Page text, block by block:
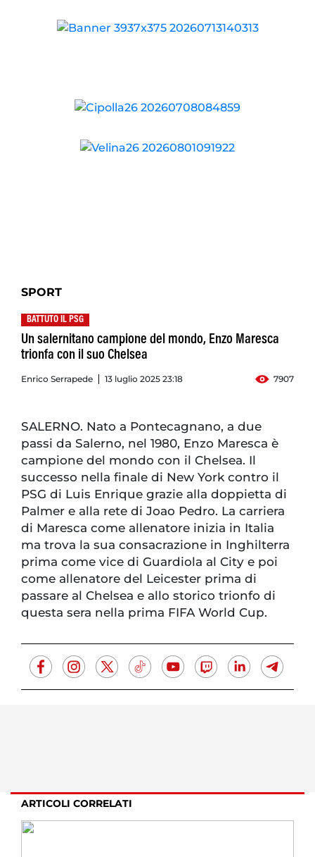
SPORT
BATTUTO IL PSG
Un salernitano campione del mondo, Enzo Maresca
trionfa con il suo Chelsea
Enrico Serrapede 13 luglio 2025 23:18 7907
SALERNO. Nato a Pontecagnano, a due
passi da Salerno, nel 1980, Enzo Maresca è
campione del mondo con il Chelsea. Il
successo nella finale di New York contro il
PSG di Luis Enrique grazie alla doppietta di
Palmer e alla rete di Joao Pedro. La carriera
di Maresca come allenatore inizia in Italia
ma trova la sua consacrazione in Inghilterra
prima come vice di Guardiola al City e poi
come allenatore del Leicester prima di
passare al Chelsea e allo storico trionfo di
questa sera nella prima FIFA World Cup.
ARTICOLI CORRELATI